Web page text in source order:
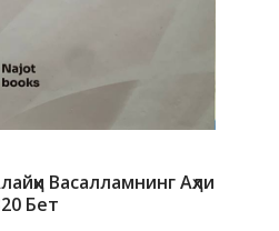
Васалламнинг Аҳли
Бет